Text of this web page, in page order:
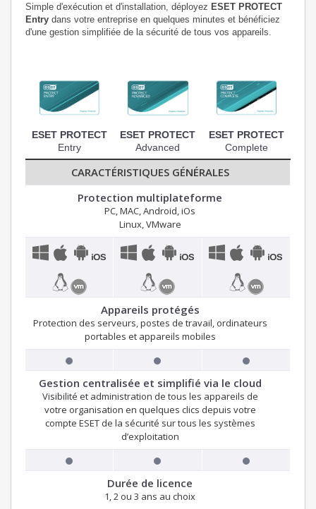
Simple d'exécution et d'installation, déployez ESET PROTECT
Entry dans votre entreprise en quelques minutes et bénéficiez
d'une gestion simplifiée de la sécurité de tous vos appareils.
ESET PROTECT
Entry
ESET PROTECT
Advanced
ESET PROTECT
Complete
CARACTÉRISTIQUES GÉNÉRALES
Protection multiplateforme
PC, MAC, Android, iOs
Linux, VMware
Appareils protégés
Protection des serveurs, postes de travail, ordinateurs
portables et appareils mobiles
Gestion centralisée et simplifié via le cloud
Visibilité et administration de tous les appareils de
votre organisation en quelques clics depuis votre
compte ESET de la sécurité sur tous les systèmes
d’exploitation
Durée de licence
1, 2 ou 3 ans au choix